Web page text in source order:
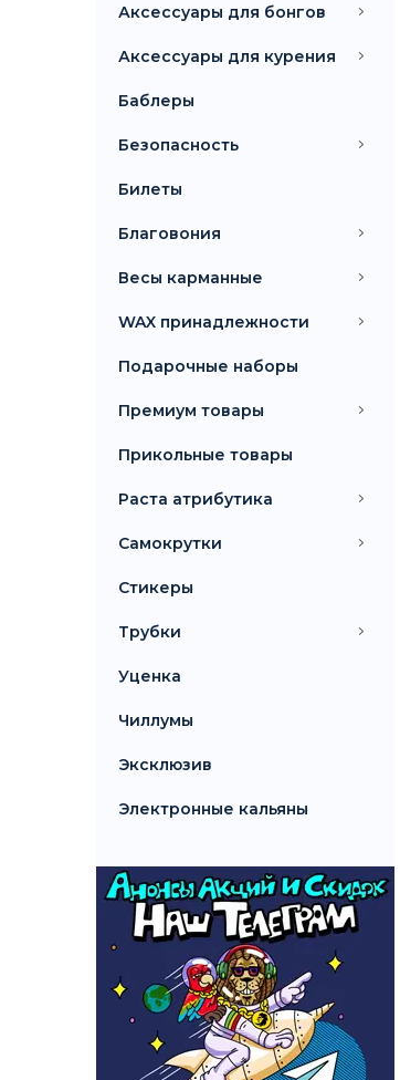
Аксессуары для бонгов
Аксессуары для курения
Баблеры
Безопасность
Билеты
Благовония
Весы карманные
WAX принадлежности
Подарочные наборы
Премиум товары
Прикольные товары
Раста атрибутика
Самокрутки
Стикеры
Трубки
Уценка
Чиллумы
Эксклюзив
Электронные кальяны